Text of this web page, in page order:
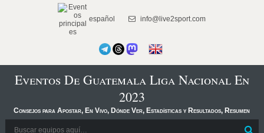
español info@live2sport.com
Eventos De Guatemala Liga Nacional En
2023
Consejos para Apostar, En Vivo, Dónde Ver, Estadísticas y Resultados, Resumen